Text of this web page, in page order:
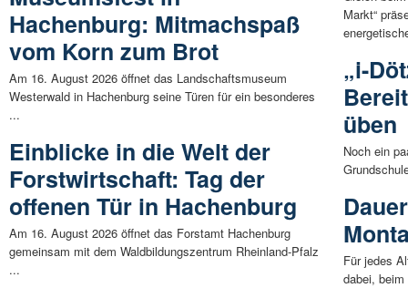
Hachenburg: Mitmachspaß
vom Korn zum Brot
Am 16. August 2026 öffnet das Landschaftsmuseum
Westerwald in Hachenburg seine Türen für ein besonderes
...
Einblicke in die Welt der
Forstwirtschaft: Tag der
offenen Tür in Hachenburg
Am 16. August 2026 öffnet das Forstamt Hachenburg
gemeinsam mit dem Waldbildungszentrum Rheinland-Pfalz
...
Markt“
„i-
üben
Noch ein
Für jedes
dabei,